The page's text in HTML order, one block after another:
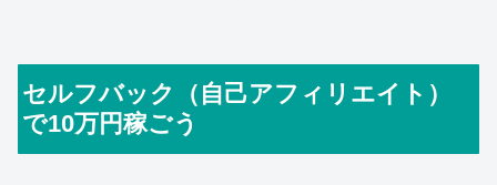
セルフバック（自己アフィリエイト）
で10万円稼ごう